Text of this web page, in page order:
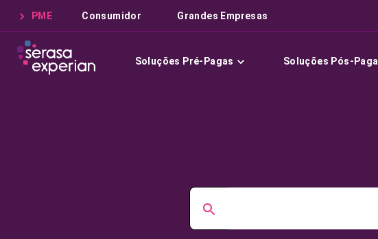
PME Consumidor Grandes Empresas
Soluções Pré-Pagas Soluções Pós-